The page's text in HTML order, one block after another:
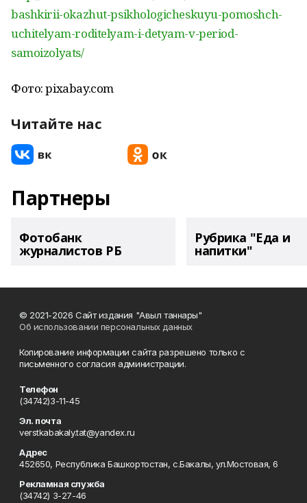
bashkirii-okazhut-psikhologicheskuyu-pomoshch-
uchitelyam-roditelyam-i-detyam-v-period-
samoizolyats/
Фото: pixabay.com
Читайте нас
Партнеры
Фотобанк
журналистов РБ
Рубрика "Еда и
напитки"
© 2021-2026 Сайт издания "Авыл таннары"
Об использовании персональных данных
Копирование информации сайта разрешено только с
письменного согласия администрации.
Телефон
(34742)3-11-45
Эл. почта
verstkabakaly.tat@yandex.ru
Адрес
452650, Республика Башкортостан, с.Бакалы, ул.Мостовая, 6
Рекламная служба
(34742) 3-27-46